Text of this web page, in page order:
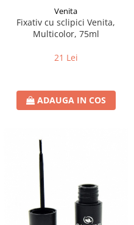
Venita
Fixativ cu sclipici Venita,
Multicolor, 75ml
21 Lei
ADAUGA IN COS